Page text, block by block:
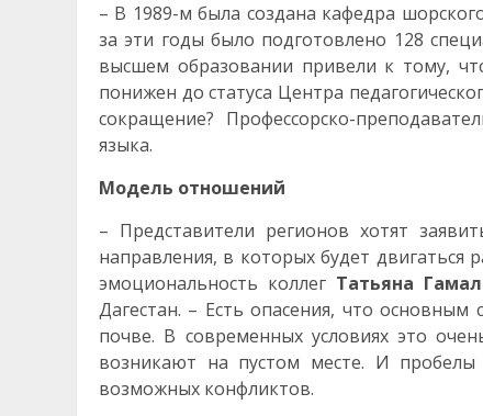
– В 1989-м была создана кафедра
за эти годы было подготовлено 128
высшем образовании привели к тому,
понижен до статуса Центра
сокращение? Профессорско-
языка.
Модель отношений
– Представители регионов хотят
направления, в которых будет двигаться
эмоциональность коллег Татьяна
Дагестан. – Есть опасения, что
почве. В современных условиях это
возникают на пустом месте. И
возможных конфликтов.